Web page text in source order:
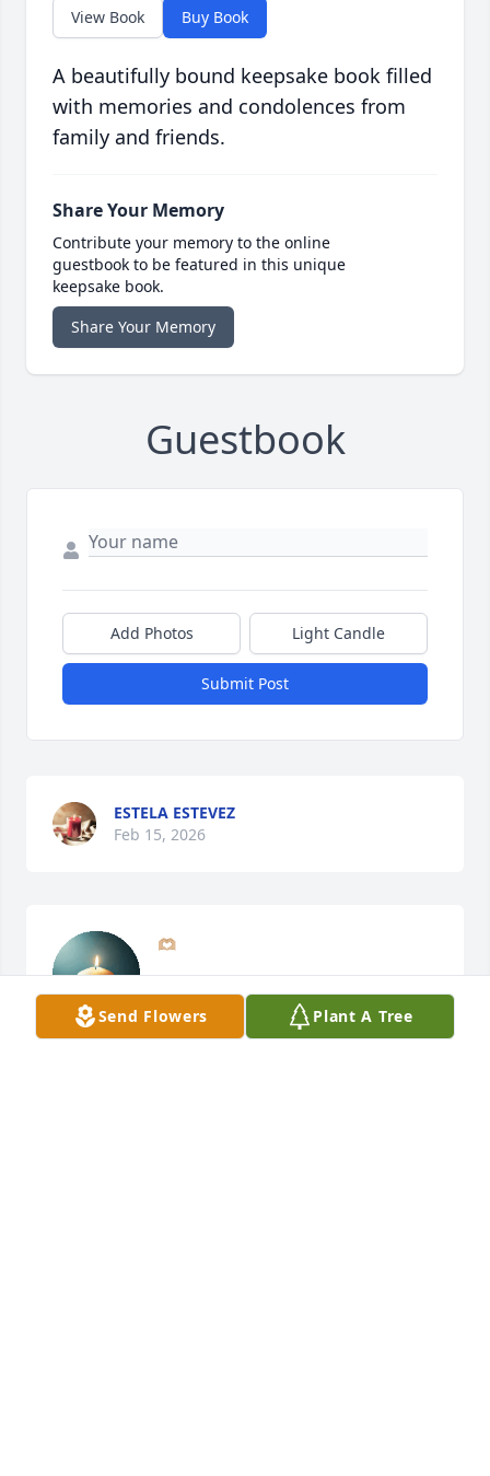
View Book Buy Book
A beautifully bound keepsake book filled
with memories and condolences from
family and friends.
Share Your Memory
Contribute your memory to the online
guestbook to be featured in this unique
keepsake book.
Share Your Memory
Guestbook
Add Photos Light Candle
Submit Post
ESTELA ESTEVEZ
Feb 15, 2026
🫶🏼
LORENA
Oct 18, 2025
Send Flowers Plant A Tree